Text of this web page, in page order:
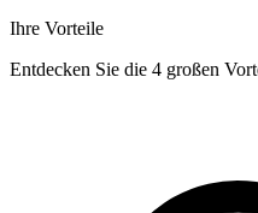
Ihre Vorteile
Entdecken Sie die 4 großen